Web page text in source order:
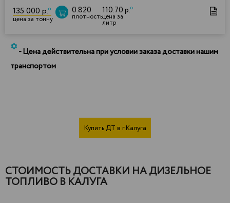
135 000 р.*
цена за тонну
0.820
плотность
110.70 р.*
цена за
литр
*- Цена действительна при условии заказа доставки нашим
транспортом
Купить ДТ в г.Калуга
СТОИМОСТЬ ДОСТАВКИ НА ДИЗЕЛЬНОЕ
ТОПЛИВО В КАЛУГА